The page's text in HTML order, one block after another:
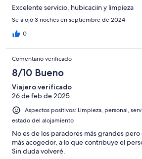
Excelente servicio, hubicaciin y limpieza
Se alojó 3 noches en septiembre de 2024
0
Comentario verificado
8/10 Bueno
Viajero verificado
26 de feb de 2025
Aspectos positivos: Limpieza, personal,
estado del alojamiento
No es de los paradores más grandes pero
más acogedor, a lo que contribuye el
Sin duda volveré.